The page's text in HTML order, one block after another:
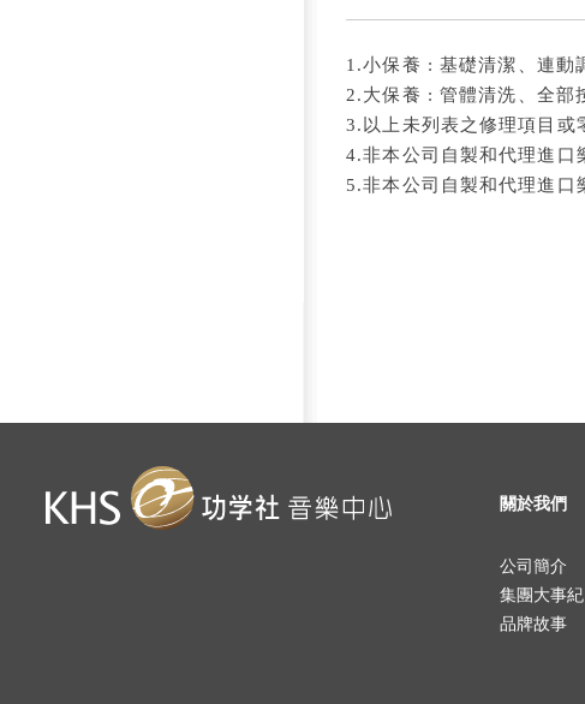
1.小保養 : 基礎清潔、連動
2.大保養 : 管體清洗、全部
3.以上未列表之修理項目或
4.非本公司自製和代理進口
5.非本公司自製和代理進口
關於我們
公司簡介
集團大事紀
品牌故事